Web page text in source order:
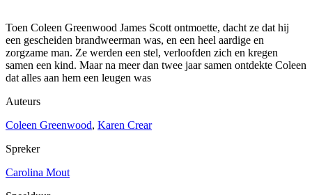
Toen Coleen Greenwood James Scott ontmoette, dacht ze dat hij
een gescheiden brandweerman was, en een heel aardige en
zorgzame man. Ze werden een stel, verloofden zich en kregen
samen een kind. Maar na meer dan twee jaar samen ontdekte Coleen
dat alles aan hem een leugen was
Auteurs
Coleen Greenwood, Karen Crear
Spreker
Carolina Mout